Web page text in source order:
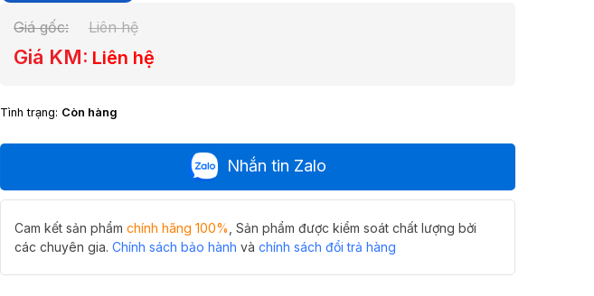
Giá gốc: Liên hệ
Giá KM: Liên hệ
Tình trạng: Còn hàng
Nhắn tin Zalo
Cam kết sản phẩm chính hãng 100% , Sản phẩm được kiểm soát chất lượng bởi
các chuyên gia. Chính sách bảo hành và chính sách đổi trả hàng